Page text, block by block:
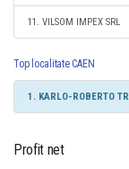
11. VILSOM IMPEX SRL
Top localitate CAEN
1. KARLO-ROBERTO
Profit net